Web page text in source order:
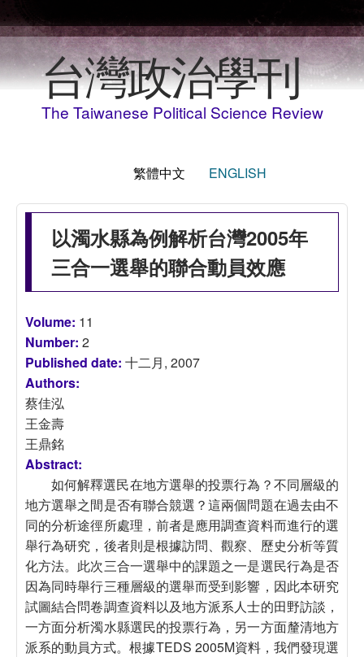
台灣政治學刊
The Taiwanese Political Science Review
繁體中文 ENGLISH
以濁水縣為例解析台灣2005年
三合一選舉的聯合動員效應
Volume: 11
Number: 2
Published date: 十二月, 2007
Authors:
蔡佳泓
王金壽
王鼎銘
Abstract:
如何解釋選民在地方選舉的投票行為？不同層級的
地方選舉之間是否有聯合競選？這兩個問題在過去由不
同的分析途徑所處理，前者是應用調查資料而進行的選
舉行為研究，後者則是根據訪問、觀察、歷史分析等質
化方法。此次三合一選舉中的課題之一是選民行為是否
因為同時舉行三種層級的選舉而受到影響，因此本研究
試圖結合問卷調查資料以及地方派系人士的田野訪談，
一方面分析濁水縣選民的投票行為，另一方面釐清地方
派系的動員方式。根據TEDS 2005M資料，我們發現選